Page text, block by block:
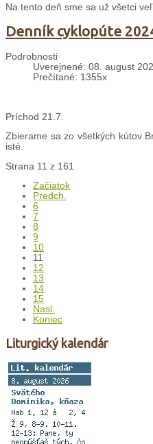
Na tento deň sme sa už všetci
Denník cyklopúte
Podrobnosti
Uverejnené: 08. august
Prečítané: 1355x
Príchod 21.7.
Zbierame sa zo všetkých kútov
isté.
Strana 11 z 161
Začiatok
Predch.
6
7
8
9
10
11
12
13
14
15
Nasl.
Koniec
Liturgický kalendár